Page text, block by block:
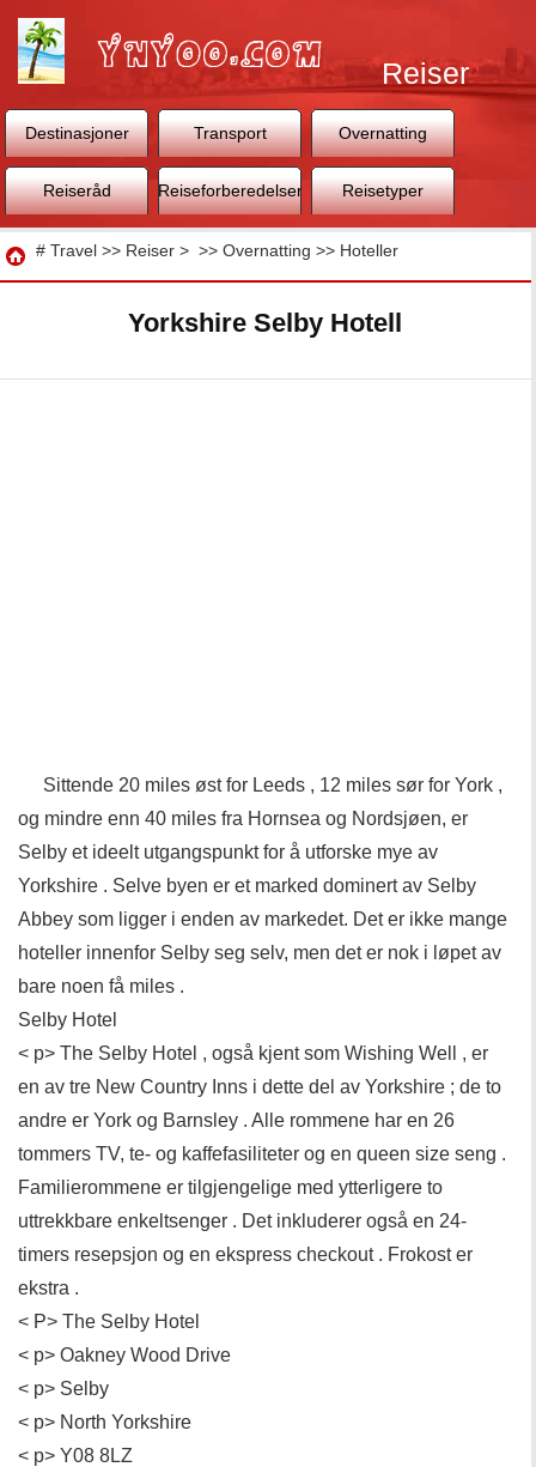
Reiser
Destinasjoner Transport Overnatting
Reiseråd Reiseforberedelser Reisetyper
Reise
# Travel >> Reiser > >> Overnatting >> Hoteller
Yorkshire Selby Hotell
Sittende 20 miles øst for Leeds , 12 miles sør for York ,
og mindre enn 40 miles fra Hornsea og Nordsjøen, er
Selby et ideelt utgangspunkt for å utforske mye av
Yorkshire . Selve byen er et marked dominert av Selby
Abbey som ligger i enden av markedet. Det er ikke mange
hoteller innenfor Selby seg selv, men det er nok i løpet av
bare noen få miles .
Selby Hotel
< p> The Selby Hotel , også kjent som Wishing Well , er
en av tre New Country Inns i dette del av Yorkshire ; de to
andre er York og Barnsley . Alle rommene har en 26
tommers TV, te- og kaffefasiliteter og en queen size seng .
Familierommene er tilgjengelige med ytterligere to
uttrekkbare enkeltsenger . Det inkluderer også en 24-
timers resepsjon og en ekspress checkout . Frokost er
ekstra .
< P> The Selby Hotel
< p> Oakney Wood Drive
< p> Selby
< p> North Yorkshire
< p> Y08 8LZ